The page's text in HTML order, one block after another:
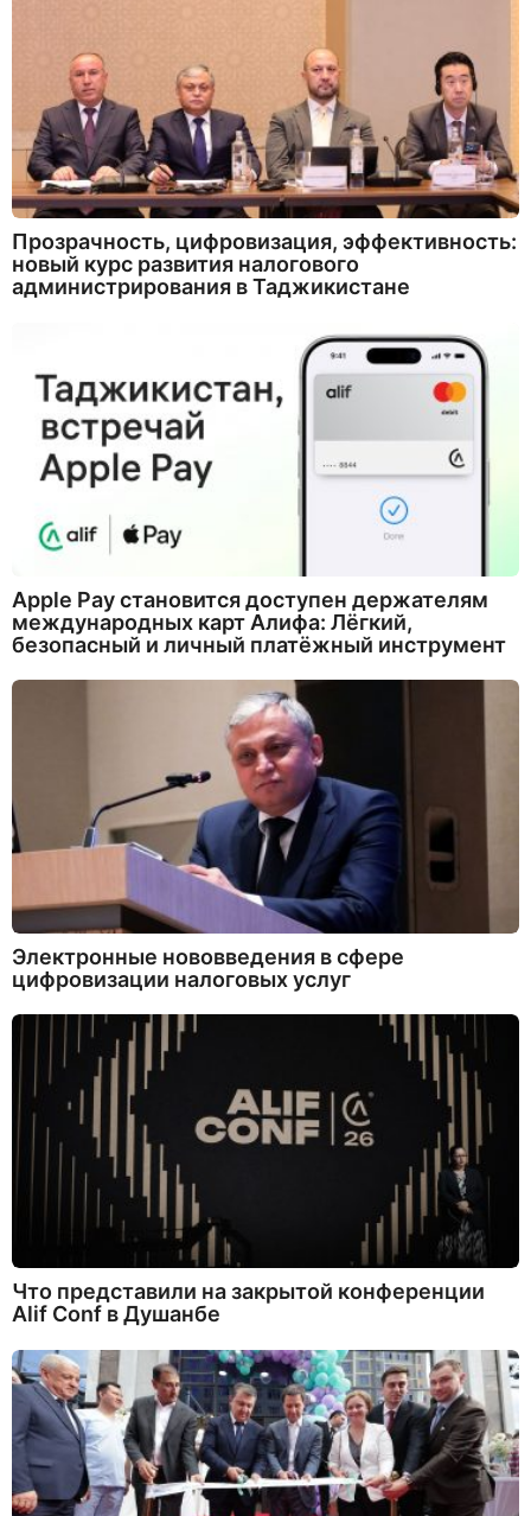
Прозрачность, цифровизация, эффективность:
новый курс развития налогового
администрирования в Таджикистане
Apple Pay становится доступен держателям
международных карт Алифа: Лёгкий,
безопасный и личный платёжный инструмент
Электронные нововведения в сфере
цифровизации налоговых услуг
Что представили на закрытой конференции
Alif Conf в Душанбе